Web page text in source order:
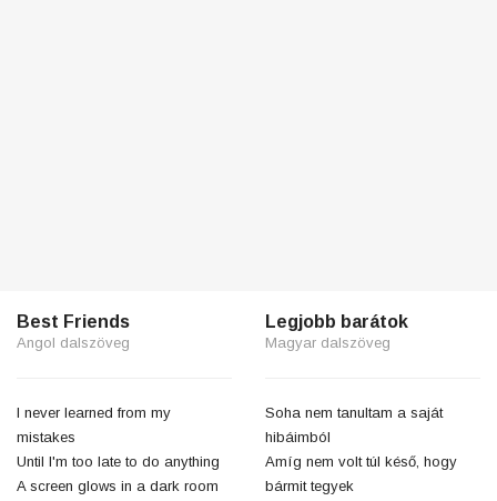
Best Friends
Angol dalszöveg
I never learned from my
mistakes
Until I'm too late to do anything
A screen glows in a dark room
Legjobb barátok
Magyar dalszöveg
Soha nem tanultam a saját
hibáimból
Amíg nem volt túl késő, hogy
bármit tegyek